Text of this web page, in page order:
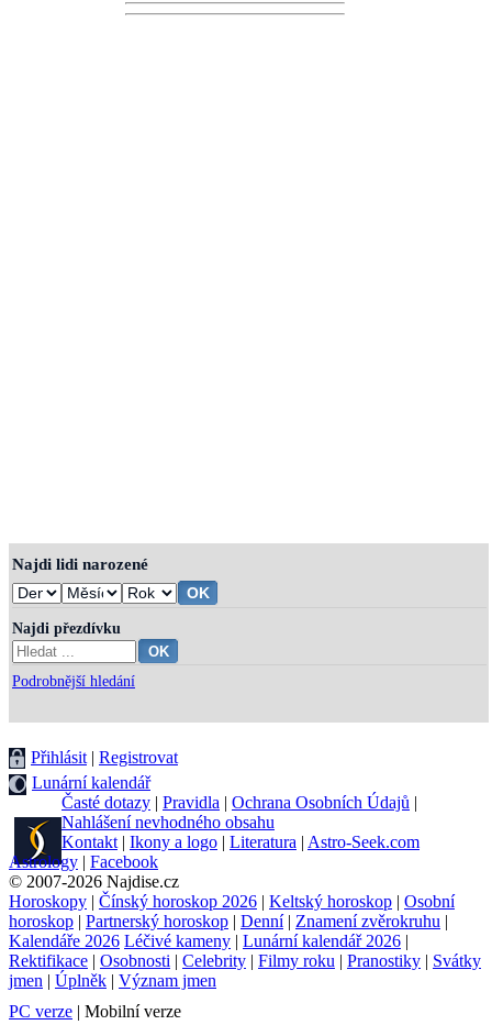
Najdi lidi narozené
Najdi přezdívku
Podrobnější hledání
Přihlásit| Registrovat
Lunární kalendář
Časté dotazy | Pravidla | Ochrana Osobních Údajů |
Nahlášení nevhodného obsahu
Kontakt| Ikony a logo | Literatura | Astro-Seek.com
Astrology | Facebook
© 2007-2026 Najdise.cz
Horoskopy | Čínský horoskop 2026 | Keltský horoskop | Osobní
horoskop | Partnerský horoskop | Denní| Znamení zvěrokruhu |
Kalendáře 2026 Léčivé kameny | Lunární kalendář 2026 |
Rektifikace | Osobnosti | Celebrity | Filmy roku | Pranostiky | Svátky
jmen | Úplněk | Význam jmen
PC verze | Mobilní verze